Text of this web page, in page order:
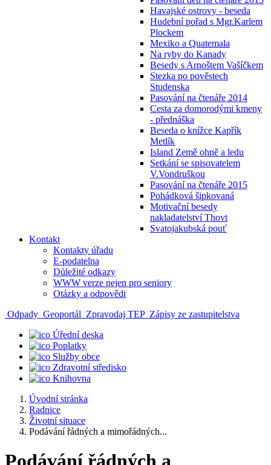
Havajské ostrovy - beseda
Hudební pořad s Mgr.Karlem
Plockem
Mexiko a Quatemala
Na ryby do Kanady
Besedy s Arnoštem Vašíčkem
Stezka po pověstech
Studenska
Pasování na čtenáře 2014
Cesta za domorodými kmeny
- přednáška
Beseda o knížce Kapřík
Metlík
Island Země ohně a ledu
Setkání se spisovatelem
V.Vondruškou
Pasování na čtenáře 2015
Pohádková šipkovaná
Motivační besedy
nakladatelství Thovt
Svatojakubská pouť
Kontakt
Kontakty úřadu
E-podatelna
Důležité odkazy
WWW verze nejen pro seniory
Otázky a odpovědi
Odpady Geoportál Zpravodaj TEP Zápisy ze zastupitelstva
Úřední deska
Poplatky
Služby obce
Zdravotní středisko
Knihovna
Úvodní stránka
Radnice
Životní situace
Podávání řádných a mimořádných...